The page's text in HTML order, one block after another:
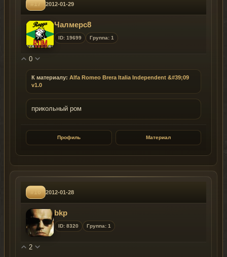
#17 2012-01-29
Чалмерс8
ID: 19699 Группа: 1
0
К материалу: Alfa Romeo Brera Italia Independent &#39;09
v1.0
прикольный ром
Профиль Материал
#16 2012-01-28
bkp
ID: 8320 Группа: 1
2